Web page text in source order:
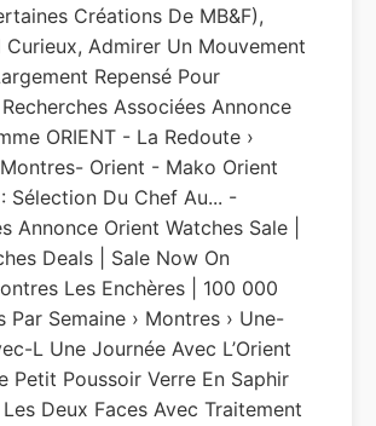
Créations De MB&F),
Curieux, Admirer Un Mouvement
Repensé Pour
Recherches Associées Annonce
ORIENT - La Redoute ›
Orient - Mako Orient
Sélection Du Chef Au... -
Annonce Orient Watches Sale |
Deals | Sale Now On
Les Enchères | 100 000
Par Semaine › Montres › Une-
L Une Journée Avec L’Orient
Petit Poussoir Verre En Saphir
Deux Faces Avec Traitement